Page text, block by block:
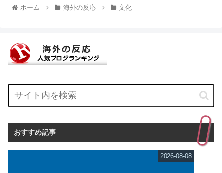
ホーム 海外の反応 文化
おすすめ記事
2026-08-08